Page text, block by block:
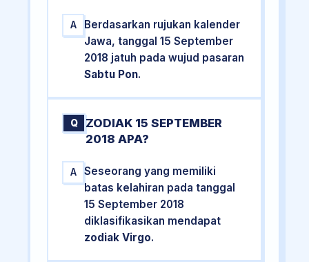
A
Berdasarkan rujukan kalender
Jawa, tanggal 15 September
2018 jatuh pada wujud pasaran
Sabtu Pon.
Q
ZODIAK 15 SEPTEMBER
2018 APA?
A
Seseorang yang memiliki
batas kelahiran pada tanggal
15 September 2018
diklasifikasikan mendapat
zodiak Virgo.